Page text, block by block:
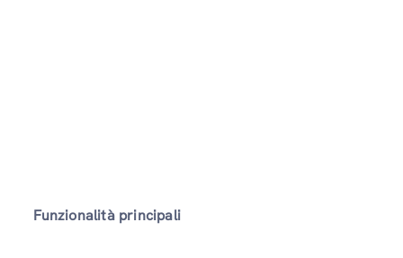
Funzionalità principali